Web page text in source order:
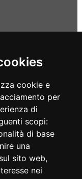
cookie e
per
di
scopi:
di base
una
sito web,
nei